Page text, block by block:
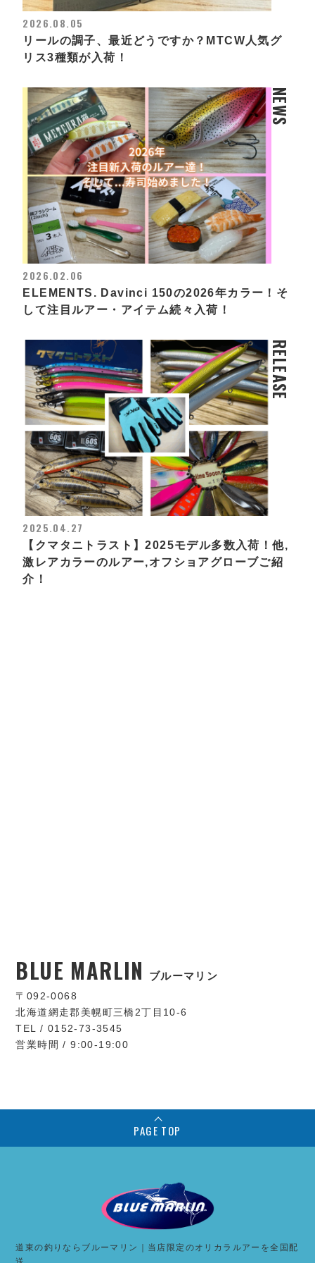
2026.08.05
リールの調子、最近どうですか？MTCW人気グ
リス3種類が入荷！
NEWS
2026.02.06
ELEMENTS. Davinci 150の2026年カラー！そ
して注目ルアー・アイテム続々入荷！
RELEASE
2025.04.27
【クマタニトラスト】2025モデル多数入荷！他,
激レアカラーのルアー,オフショアグローブご紹
介！
BLUE MARLIN ブルーマリン
〒092-0068
北海道網走郡美幌町三橋2丁目10-6
TEL / 0152-73-3545
営業時間 / 9:00-19:00
PAGE TOP
道東の釣りならブルーマリン｜当店限定のオリカラルアーを全国配